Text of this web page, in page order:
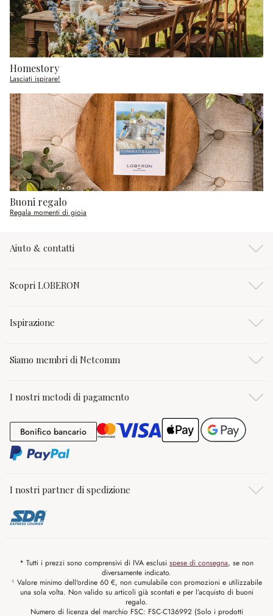
Homestory
Lasciati ispirare!
Buoni regalo
Regala momenti di gioia
Aiuto & contatti
Scopri LOBERON
Ispirazione
Siamo membri di Netcomm
I nostri metodi di pagamento
Bonifico bancarioBonifico bancario
I nostri partner di spedizione
* Tutti i prezzi sono comprensivi di IVA esclusi spese di consegna, se non
diversamente indicato.
¹ Valore minimo dell'ordine 60 €, non cumulabile con promozioni e utilizzabile
una sola volta. Non valido su articoli già scontati e per l’acquisto di buoni
regalo.
Numero di licenza del marchio FSC: FSC-C136992 (Solo i prodotti